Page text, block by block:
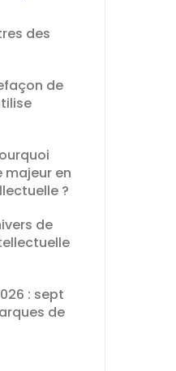
des
de
majeur en
?
de
: sept
de